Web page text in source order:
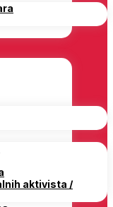
aktivista /